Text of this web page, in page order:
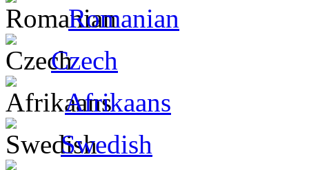
Romanian
Czech
Afrikaans
Swedish